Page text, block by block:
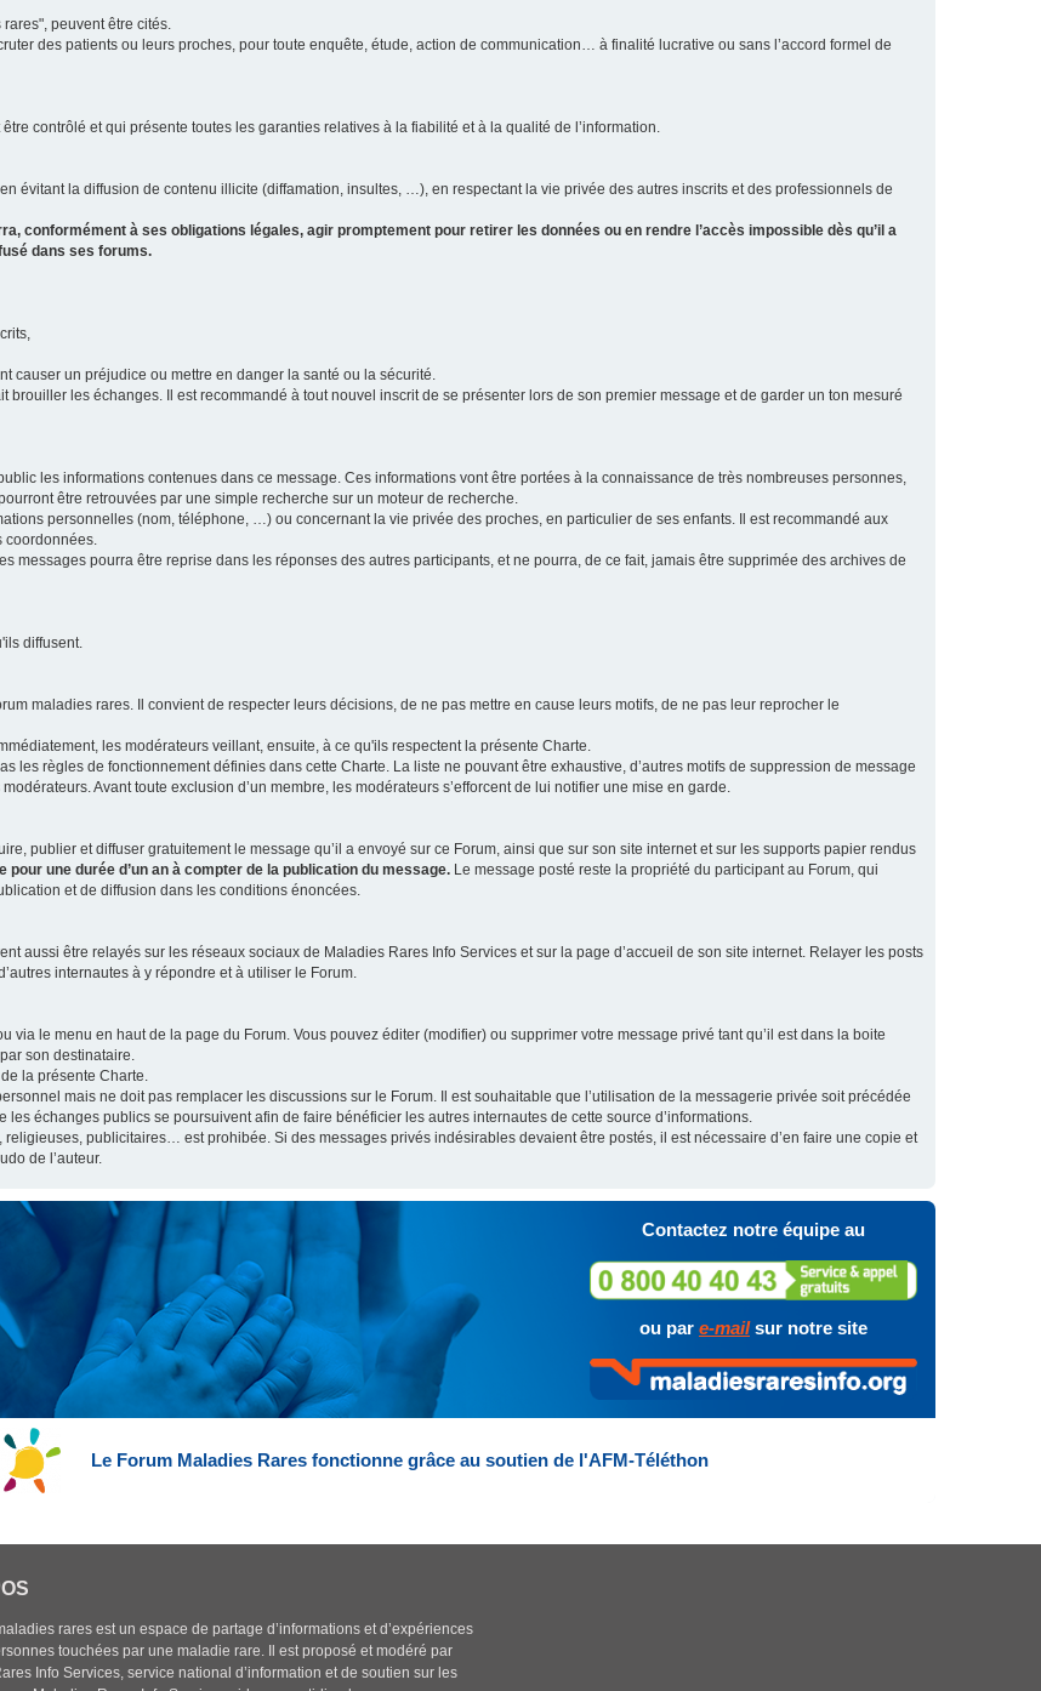
peuvent être cités.
des patients ou leurs proches, pour toute enquête, étude, action de communication… à finalité lucrative ou sans l’accord formel de
contrôlé et qui présente toutes les garanties relatives à la fiabilité et à la qualité de l’information.
évitant la diffusion de contenu illicite (diffamation, insultes, …), en respectant la vie privée des autres inscrits et des professionnels de
conformément à ses obligations légales, agir promptement pour retirer les données ou en rendre l’accès impossible dès qu’il a
dans ses forums.
causer un préjudice ou mettre en danger la santé ou la sécurité.
brouiller les échanges. Il est recommandé à tout nouvel inscrit de se présenter lors de son premier message et de garder un ton mesuré
les informations contenues dans ce message. Ces informations vont être portées à la connaissance de très nombreuses personnes,
être retrouvées par une simple recherche sur un moteur de recherche.
personnelles (nom, téléphone, …) ou concernant la vie privée des proches, en particulier de ses enfants. Il est recommandé aux
coordonnées.
messages pourra être reprise dans les réponses des autres participants, et ne pourra, de ce fait, jamais être supprimée des archives de
diffusent.
maladies rares. Il convient de respecter leurs décisions, de ne pas mettre en cause leurs motifs, de ne pas leur reprocher le
les modérateurs veillant, ensuite, à ce qu'ils respectent la présente Charte.
les règles de fonctionnement définies dans cette Charte. La liste ne pouvant être exhaustive, d’autres motifs de suppression de message
Avant toute exclusion d’un membre, les modérateurs s’efforcent de lui notifier une mise en garde.
publier et diffuser gratuitement le message qu’il a envoyé sur ce Forum, ainsi que sur son site internet et sur les supports papier rendus
une durée d’un an à compter de la publication du message. Le message posté reste la propriété du participant au Forum, qui
et de diffusion dans les conditions énoncées.
aussi être relayés sur les réseaux sociaux de Maladies Rares Info Services et sur la page d’accueil de son site internet. Relayer les posts
internautes à y répondre et à utiliser le Forum.
via le menu en haut de la page du Forum. Vous pouvez éditer (modifier) ou supprimer votre message privé tant qu’il est dans la boite
son destinataire.
la présente Charte.
mais ne doit pas remplacer les discussions sur le Forum. Il est souhaitable que l’utilisation de la messagerie privée soit précédée
échanges publics se poursuivent afin de faire bénéficier les autres internautes de cette source d’informations.
publicitaires… est prohibée. Si des messages privés indésirables devaient être postés, il est nécessaire d’en faire une copie et
de l’auteur.
Contactez notre équipe au
ou par e-mailsur notre site
Le Forum Maladies Rares fonctionne grâce au soutien de l'AFM-Téléthon
rares est un espace de partage d’informations et d’expériences
touchées par une maladie rare. Il est proposé et modéré par
Info Services, service national d’information et de soutien sur les